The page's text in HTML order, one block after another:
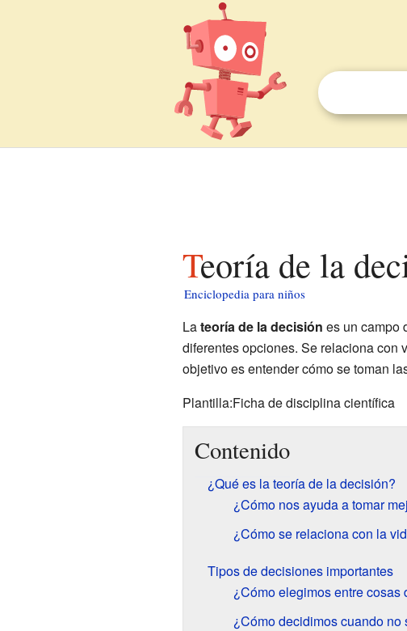
Teoría de la
Enciclopedia para niños
Lateoría de la decisión es un campo
diferentes opciones. Se relaciona con
objetivo es entender cómo se toman
Plantilla:Ficha de disciplina científica
Contenido
¿Qué es la teoría de la decisión?
¿Cómo nos ayuda a tomar
¿Cómo se relaciona con la
Tipos de decisiones importantes
¿Cómo elegimos entre cosas
¿Cómo decidimos cuando no